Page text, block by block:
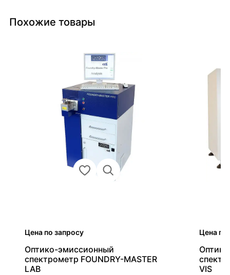
Похожие товары
Цена по запросу
Оптико-эмиссионный
спектрометр FOUNDRY-MASTER
LAB
Цена по
VIS